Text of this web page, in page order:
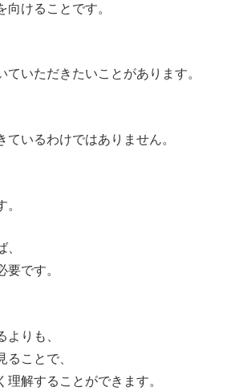
向けることです。
ていただきたいことがあります。
ているわけではありません。
要です。
よりも、
ることで、
理解することができます。